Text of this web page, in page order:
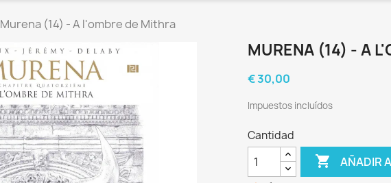
Murena (14) - A l'ombre de Mithra
MURENA (14) - A
€ 30,00
Impuestos incluídos
Cantidad
 AÑADIR